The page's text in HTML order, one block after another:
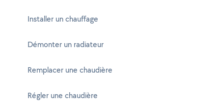
Installer un chauffage
Démonter un radiateur
Remplacer une chaudière
Régler une chaudière